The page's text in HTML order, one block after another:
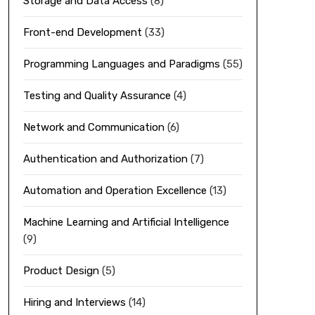
Front-end Development (33)
Programming Languages and Paradigms (55)
Testing and Quality Assurance (4)
Network and Communication(6)
Authentication and Authorization(7)
Automation and Operation Excellence (13)
Machine Learning and Artificial Intelligence
(9)
Product Design(5)
Hiring and Interviews (14)